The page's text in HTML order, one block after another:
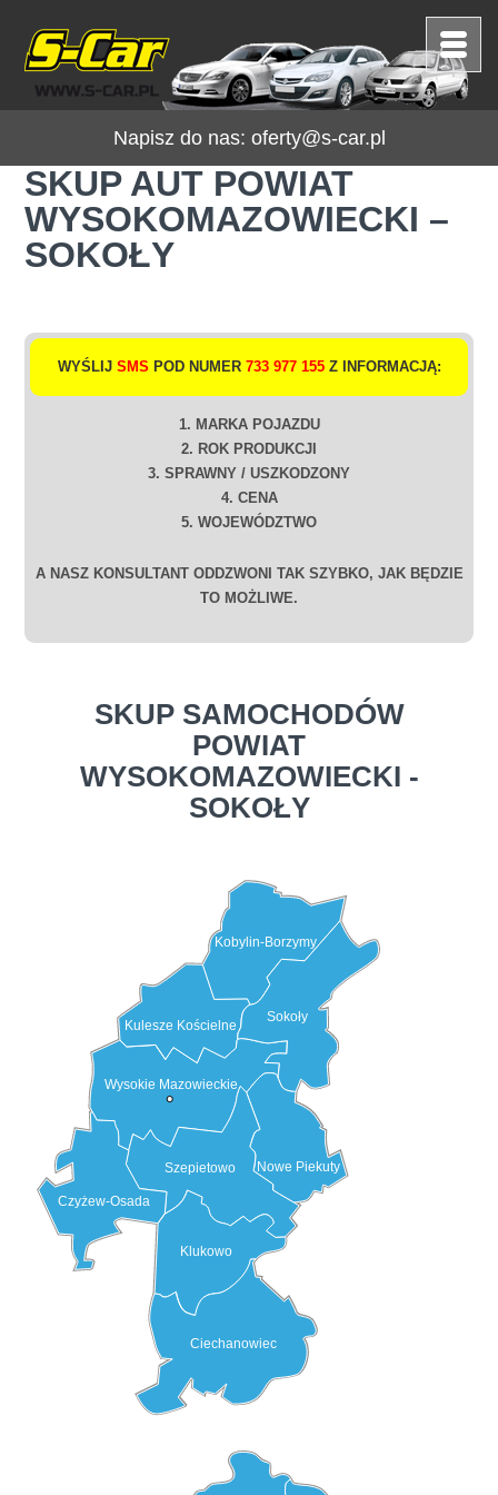
Napisz do nas: oferty@s-car.pl
SKUP AUT POWIAT
WYSOKOMAZOWIECKI –
SOKOŁY
WYŚLIJ SMS POD NUMER 733 977 155Z INFORMACJĄ:
1. MARKA POJAZDU
2. ROK PRODUKCJI
3. SPRAWNY / USZKODZONY
4. CENA
5. WOJEWÓDZTWO
A NASZ KONSULTANT ODDZWONI TAK SZYBKO, JAK BĘDZIE
TO MOŻLIWE.
SKUP SAMOCHODÓW
POWIAT
WYSOKOMAZOWIECKI -
SOKOŁY
Wysokie Mazowieckie
Kulesze Kościelne
Kobylin-Borzymy
Sokoły
Nowe Piekuty
Szepietowo
Klukowo
Ciechanowiec
Czyżew-Osada